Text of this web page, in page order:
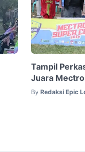
Tampil
Juara
By Redaksi Epic